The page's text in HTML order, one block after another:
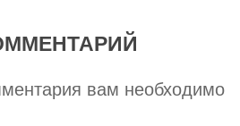
вам необходимо